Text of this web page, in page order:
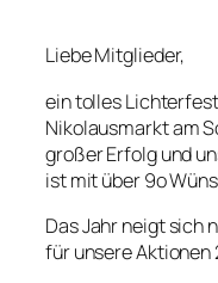
Liebe Mitglieder,
ein tolles
Nikolausmarkt am
großer Erfolg und
ist mit über 9o
Das Jahr neigt sich
für unsere